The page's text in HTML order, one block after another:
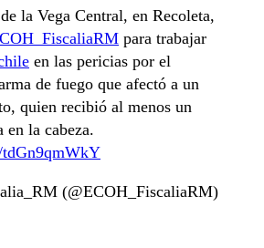
la Vega Central, en Recoleta,
para trabajar
en las pericias por el
de fuego que afectó a un
quien recibió al menos un
en la cabeza.
(@ECOH_FiscaliaRM)